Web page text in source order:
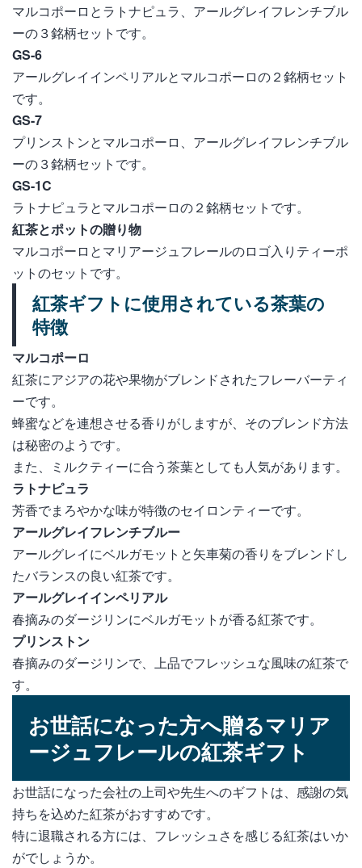
マルコポーロとラトナピュラ、アールグレイフレンチブル
ーの３銘柄セットです。
GS-6
アールグレイインペリアルとマルコポーロの２銘柄セット
です。
GS-7
プリンストンとマルコポーロ、アールグレイフレンチブル
ーの３銘柄セットです。
GS-1C
ラトナピュラとマルコポーロの２銘柄セットです。
紅茶とポットの贈り物
マルコポーロとマリアージュフレールのロゴ入りティーポ
ットのセットです。
紅茶ギフトに使用されている茶葉の
特徴
マルコポーロ
紅茶にアジアの花や果物がブレンドされたフレーバーティ
ーです。
蜂蜜などを連想させる香りがしますが、そのブレンド方法
は秘密のようです。
また、ミルクティーに合う茶葉としても人気があります。
ラトナピュラ
芳香でまろやかな味が特徴のセイロンティーです。
アールグレイフレンチブルー
アールグレイにベルガモットと矢車菊の香りをブレンドし
たバランスの良い紅茶です。
アールグレイインペリアル
春摘みのダージリンにベルガモットが香る紅茶です。
プリンストン
春摘みのダージリンで、上品でフレッシュな風味の紅茶で
す。
お世話になった方へ贈るマリア
ージュフレールの紅茶ギフト
お世話になった会社の上司や先生へのギフトは、感謝の気
持ちを込めた紅茶がおすすめです。
特に退職される方には、フレッシュさを感じる紅茶はいか
がでしょうか。